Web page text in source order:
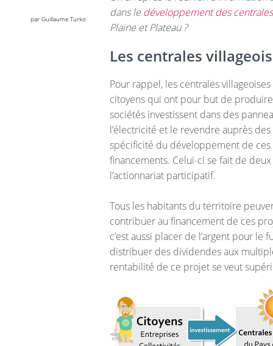
dans ledéveloppement des
Plaine et Plateau ?
Les centrales
Pour rappel, les centrales
citoyens qui ont pour but de
sociétés investissent dans des
l’électricité et le revendre auprès
spécificité du développement de
financements. Celui-ci se fait de
l’actionnariat participatif.
Tous les habitants du territoire
contribuer au financement de ces
c’est aussi placer de l’argent pour
distribuer des dividendes aux
rentabilité de ce projet se veut
par Guillaume Turko